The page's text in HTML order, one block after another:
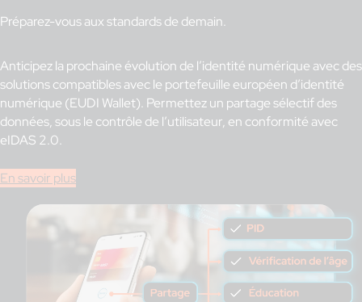
Préparez-vous aux standards de demain.
Anticipez la prochaine évolution de l’identité numérique avec des
solutions compatibles avec le portefeuille européen d’identité
numérique (EUDI Wallet). Permettez un partage sélectif des
données, sous le contrôle de l’utilisateur, en conformité avec
eIDAS 2.0.
En savoir plus